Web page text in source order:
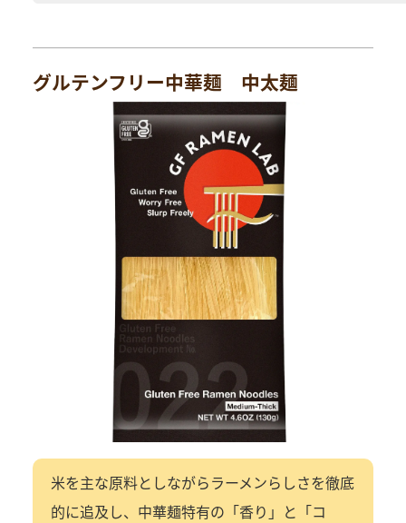
グルテンフリー中華麺 中太麺
米を主な原料としながらラーメンらしさを徹底
的に追及し、中華麺特有の「香り」と「コ